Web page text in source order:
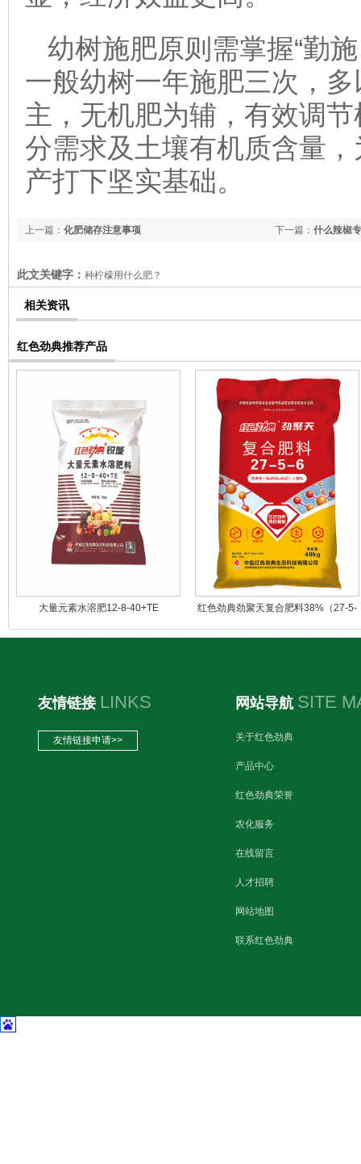
幼树施肥原则需掌握“勤
一般幼树一年施肥三次，
主，无机肥为辅，有效调
分需求及土壤有机质含量
产打下坚实基础。
下一篇： 什么辣椒
上一篇： 化肥储存注意事项
此文关键字： 种柠檬用什么肥？
相关资讯
红色劲典推荐产品
大量元素水溶肥12-8-40+TE
红色劲典劲聚天复合肥料38%（27-5-
友情链接 LINKS
友情链接申请>>
网站导航 SITE
关于红色劲典
产品中心
红色劲典荣誉
农化服务
在线留言
人才招聘
网站地图
联系红色劲典